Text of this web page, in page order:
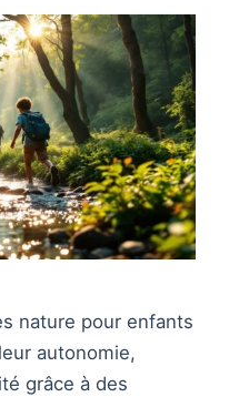
nature pour enfants
autonomie,
grâce à des